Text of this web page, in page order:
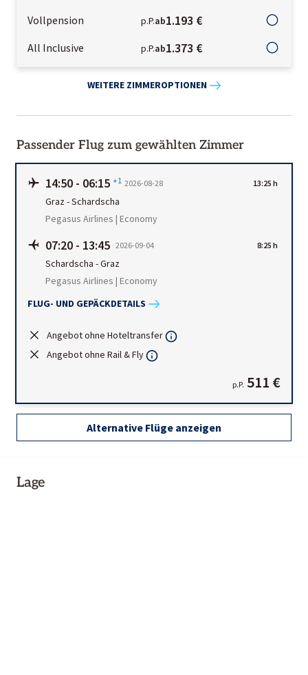
Vollpension p.P.ab1.193 €
All Inclusive p.P.ab1.373 €
WEITERE ZIMMEROPTIONEN
Passender Flug zum gewählten Zimmer
14:50 - 06:15 +1 2026-08-28 13:25 h
Graz-Schardscha
Pegasus Airlines | Economy
07:20 - 13:45 2026-09-04 8:25 h
Schardscha -Graz
Pegasus Airlines | Economy
FLUG- UND GEPÄCKDETAILS
Angebot ohne Hoteltransfer
Angebot ohne Rail & Fly
p.P. 511 €
Alternative Flüge anzeigen
Lage